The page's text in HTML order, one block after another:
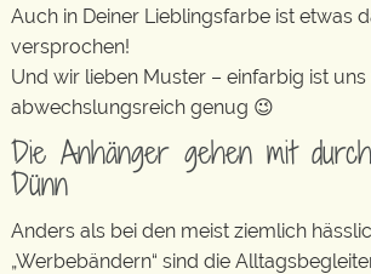
Auch in Deiner Lieblingsfarbe ist etwas
versprochen!
Und wir lieben Muster – einfarbig ist uns
abwechslungsreich genug 😉
Die Anhänger gehen mit
Dünn
Anders als bei den meist ziemlich
„Werbebändern“ sind die